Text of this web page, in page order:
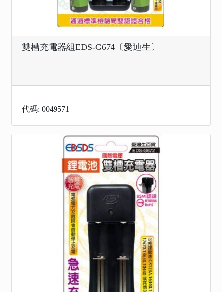
雙槽充電器組EDS-G674〔愛迪生〕
代碼: 0049571